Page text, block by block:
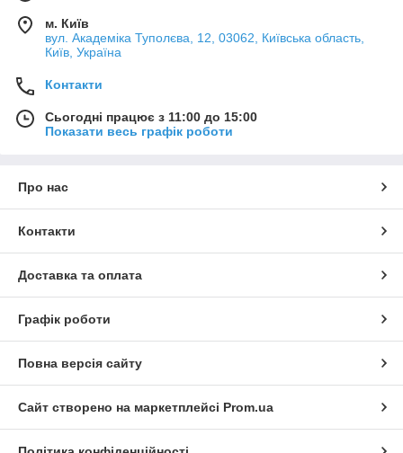
м. Київ
вул. Академіка Туполєва, 12, 03062, Київська область,
Київ, Україна
Контакти
Сьогодні працює з 11:00 до 15:00
Показати весь графік роботи
Про нас
Контакти
Доставка та оплата
Графік роботи
Повна версія сайту
Сайт створено на маркетплейсі Prom.ua